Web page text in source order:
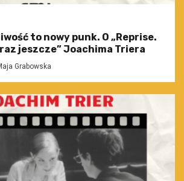
to nowy punk. O „Reprise.
jeszcze” Joachima Triera
Grabowska